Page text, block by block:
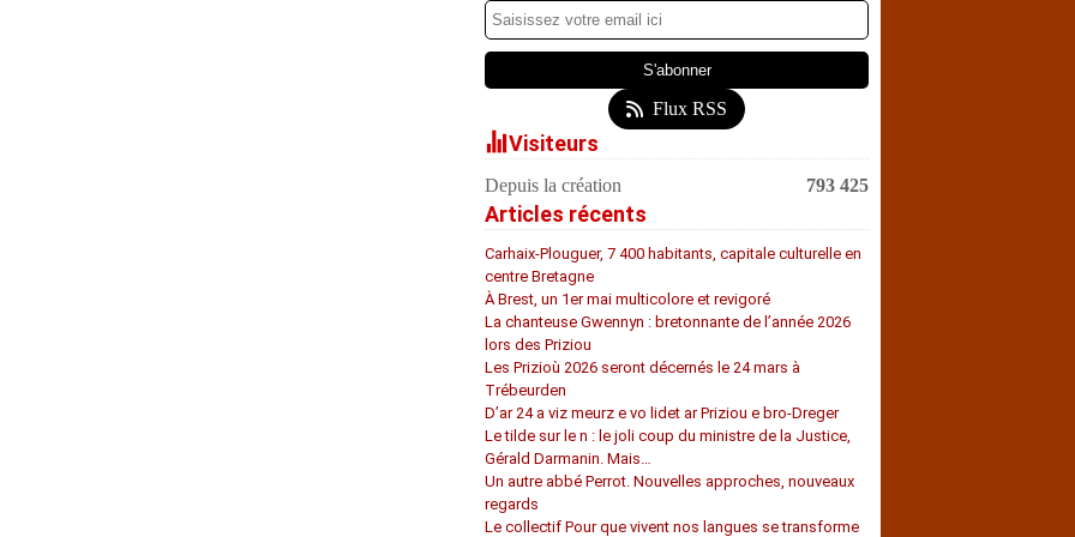
Flux RSS
Visiteurs
Depuis la création 793 425
Articles récents
Carhaix-Plouguer, 7 400 habitants, capitale culturelle en
centre Bretagne
À Brest, un 1er mai multicolore et revigoré
La chanteuse Gwennyn : bretonnante de l’année 2026
lors des Priziou
Les Prizioù 2026 seront décernés le 24 mars à
Trébeurden
D’ar 24 a viz meurz e vo lidet ar Priziou e bro-Dreger
Le tilde sur le n : le joli coup du ministre de la Justice,
Gérald Darmanin. Mais…
Un autre abbé Perrot. Nouvelles approches, nouveaux
regards
Le collectif Pour que vivent nos langues se transforme